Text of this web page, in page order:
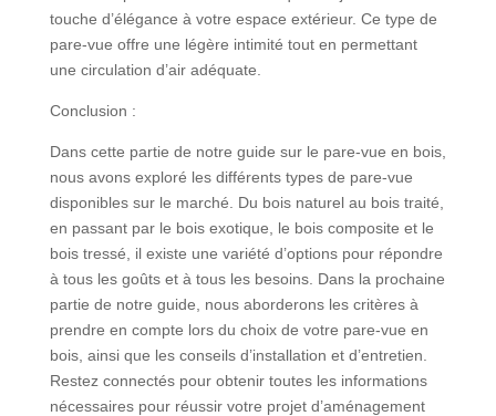
touche d’élégance à votre espace extérieur. Ce type de
pare-vue offre une légère intimité tout en permettant
une circulation d’air adéquate.
Conclusion :
Dans cette partie de notre guide sur le pare-vue en bois,
nous avons exploré les différents types de pare-vue
disponibles sur le marché. Du bois naturel au bois traité,
en passant par le bois exotique, le bois composite et le
bois tressé, il existe une variété d’options pour répondre
à tous les goûts et à tous les besoins. Dans la prochaine
partie de notre guide, nous aborderons les critères à
prendre en compte lors du choix de votre pare-vue en
bois, ainsi que les conseils d’installation et d’entretien.
Restez connectés pour obtenir toutes les informations
nécessaires pour réussir votre projet d’aménagement